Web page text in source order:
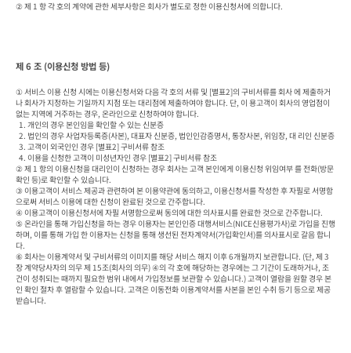
② 제 1 항 각 호의 계약에 관한 세부사항은 회사가 별도로 정한 이용신청서에 의합니다.
제 6 조 (이용신청 방법 등)
① 서비스 이용 신청 시에는 이용신청서와 다음 각 호의 서류 및 [별표2]의 구비서류를 회사 에 제출하거
나 회사가 지정하는 기일까지 지점 또는 대리점에 제출하여야 합니다. 단, 이 용고객이 회사의 영업점이
없는 지역에 거주하는 경우, 온라인으로 신청하여야 합니다.
② 제 1 항의 이용신청을 대리인이 신청하는 경우 회사는 고객 본인에게 이용신청 위임여부 를 전화(방문
확인 등)로 확인할 수 있습니다.
③ 이용고객이 서비스 제공과 관련하여 본 이용약관에 동의하고, 이용신청서를 작성한 후 자필로 서명함
으로써 서비스 이용에 대한 신청이 완료된 것으로 간주합니다.
④ 이용고객이 이용신청서에 자필 서명함으로써 동의에 대한 의사표시를 완료한 것으로 간주합니다.
⑤ 온라인을 통해 가입신청을 하는 경우 이용자는 본인인증 대행서비스(NICE신용평가사)로 가입을 진행
하며, 이를 통해 가입 한 이용자는 신청을 통해 생선된 전자계약서(가입확인서)를 의사표시로 갈음 합니
다.
⑥ 회사는 이용계약서 및 구비서류의 이미지를 해당 서비스 해지 이후 6개월까지 보관합니다. (단, 제 3
장 계약당사자의 의무 제 15조(회사의 의무) ④의 각 호에 해당하는 경우에는 그 기간이 도래하거나, 조
건이 성취되는 때까지 필요한 범위 내에서 가입정보를 보관할 수 있습니다.) 고객이 열람을 원할 경우 본
인 확인 절차 후 열람할 수 있습니다. 고객은 이동전화 이용계약서를 사본을 본인 수취 등기 등으로 제공
받습니다.